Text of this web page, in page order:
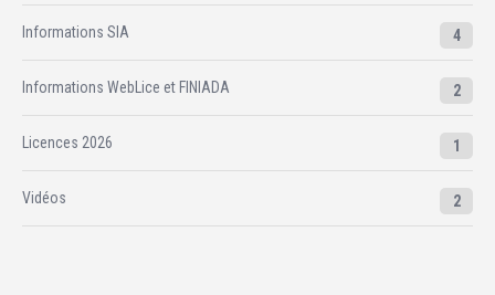
Informations SIA 4
Informations WebLice et FINIADA 2
Licences 2026 1
Vidéos 2